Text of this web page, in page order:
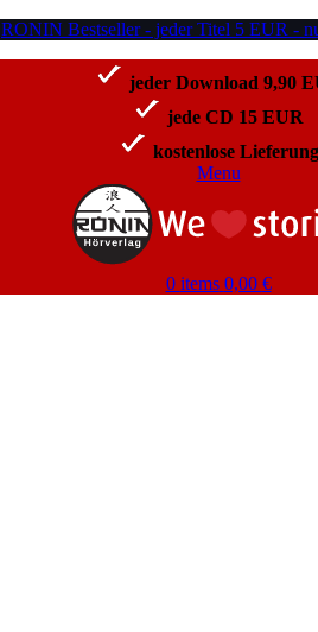
RONIN Bestseller - jeder Titel 5 EUR -
jeder Download 9,90
jede CD 15 EUR
kostenlose Lieferung
Menu
0 items 0,00 €